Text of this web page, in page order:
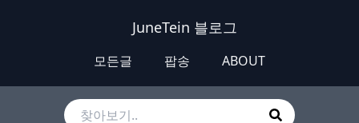
JuneTein 블로그
모든글 팝송 ABOUT